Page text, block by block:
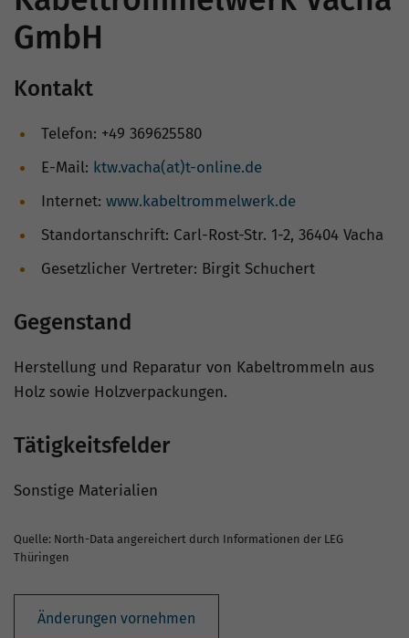
GmbH
Kontakt
Telefon: +49 369625580
E-Mail: ktw.vacha(at)t-online.de
Internet: www.kabeltrommelwerk.de
Standortanschrift: Carl-Rost-Str. 1-2, 36404 Vacha
Gesetzlicher Vertreter: Birgit Schuchert
Gegenstand
Herstellung und Reparatur von Kabeltrommeln aus
Holz sowie Holzverpackungen.
Tätigkeitsfelder
Sonstige Materialien
Quelle: North-Data angereichert durch Informationen der LEG
Thüringen
Änderungen vornehmen